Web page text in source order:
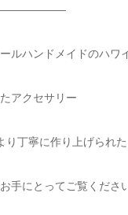
ルハンドメイドのハワ
アクセサリー
り丁寧に作り上げられた
手にとってご覧ください